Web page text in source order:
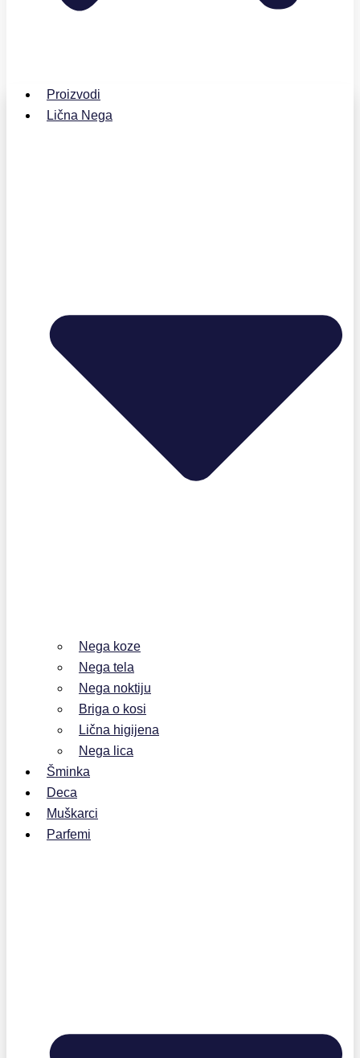
Proizvodi
Lična Nega
Nega koze
Nega tela
Nega noktiju
Briga o kosi
Lična higijena
Nega lica
Šminka
Deca
Muškarci
Parfemi